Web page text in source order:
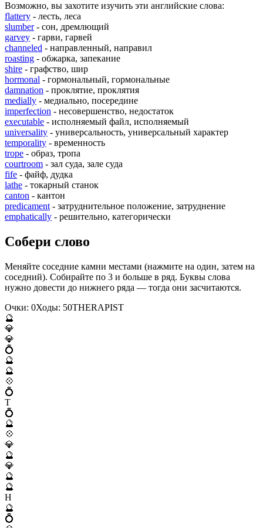
Возможно, вы захотите изучить эти английские слова:
flattery - лесть, леса
slumber- сон, дремлющий
garvey - гарви, гарвей
channeled - направленный, направил
roasting - обжарка, запекание
shire - графство, шир
hormonal - гормональный, гормональные
damnation - проклятие, проклятия
medially - медиально, посередине
imperfection - несовершенство, недостаток
executable - исполняемый файл, исполняемый
universality - универсальность, универсальный характер
temporality - временность
trope - образ, тропа
courtroom - зал суда, зале суда
fife - файф, дудка
lathe - токарный станок
canton - кантон
predicament - затруднительное положение, затруднение
emphatically - решительно, категорически
Собери слово
Меняйте соседние камни местами (нажмите на один, затем на
соседний). Собирайте по 3 и больше в ряд. Буквы слова
нужно довести до нижнего ряда — тогда они засчитаются.
Очки: 0Ходы: 50THERAPIST
🔮
💎
💎
💍
🔮
🔮
💠
💍
T
💍
🔮
💠
💎
🔮
💎
🔮
🔮
H
🔮
💍